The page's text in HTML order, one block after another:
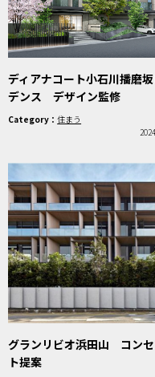
ディアナコート小石川播磨
デンス デザイン監修
Category：住まう
グランリビオ浜田山 コン
ト提案